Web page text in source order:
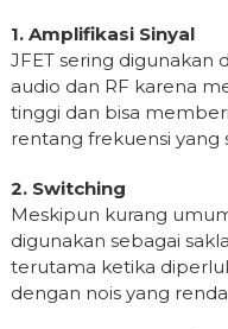
1. Amplifikasi Sinyal
JFET sering digunakan
audio dan RF karena
tinggi dan bisa
rentang frekuensi yang
2. Switching
Meskipun kurang
digunakan sebagai
terutama ketika
dengan nois yang